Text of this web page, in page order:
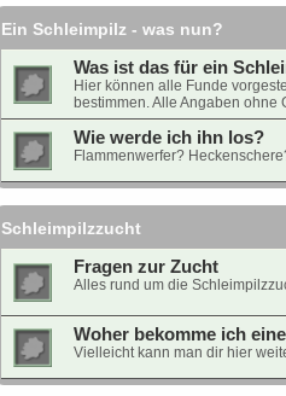
Ein Schleimpilz - was nun?
Was ist das für ein
Hier können alle Funde
bestimmen. Alle Angaben ohne
Wie werde ich ihn los?
Flammenwerfer?
Schleimpilzzucht
Fragen zur Zucht
Alles rund um die
Woher bekomme ich
Vielleicht kann man dir hier